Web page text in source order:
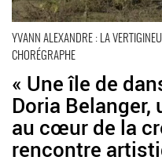
YVANN ALEXANDRE : LA
CHORÉGRAPHE
« Une île de
Doria
au cœur de la
rencontre